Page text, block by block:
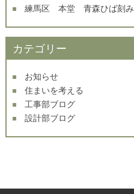
練馬区 本堂 青森ひば刻み
カテゴリー
お知らせ
住まいを考える
工事部ブログ
設計部ブログ